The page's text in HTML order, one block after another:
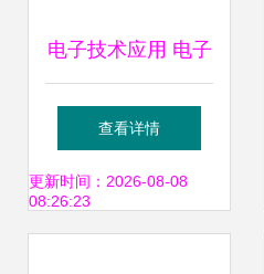
电子技术应用 电子
产品设计与技术开
发展望
查看详情
更新时间：2026-08-08
08:26:23